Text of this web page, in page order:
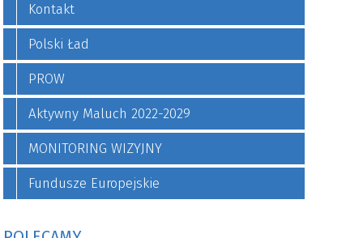
Kontakt
Polski Ład
PROW
Aktywny Maluch 2022-2029
MONITORING WIZYJNY
Fundusze Europejskie